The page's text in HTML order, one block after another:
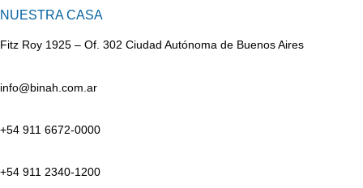
NUESTRA CASA
Fitz Roy 1925 – Of. 302 Ciudad Autónoma de Buenos Aires
info@binah.com.ar
+54 911 6672-0000
+54 911 2340-1200